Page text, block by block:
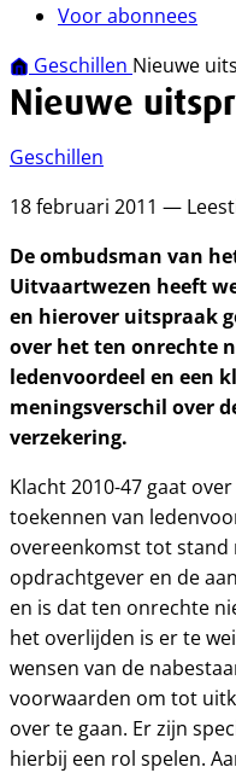
Voor abonnees
Geschillen Nieuwe
Nieuwe
Geschillen
18 februari 2011 —
De ombudsman van
Uitvaartwezen heeft
en hierover uitspraak
over het ten onrechte
ledenvoordeel en een
meningsverschil over
verzekering.
Klacht 2010-47 gaat
toekennen van
overeenkomst tot
opdrachtgever en de
en is dat ten onrechte
het overlijden is er te
wensen van de
voorwaarden om tot
over te gaan. Er zijn
hierbij een rol spelen.